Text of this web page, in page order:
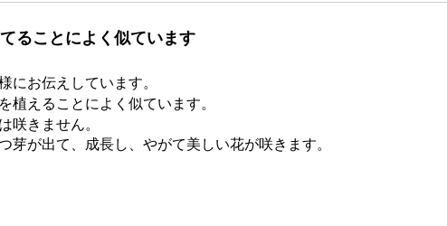
ることによく似ています
にお伝えしています。
植えることによく似ています。
咲きません。
芽が出て、成長し、やがて美しい花が咲きます。